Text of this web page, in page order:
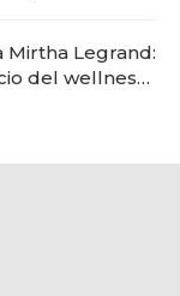
Mirtha Legrand:
del wellness